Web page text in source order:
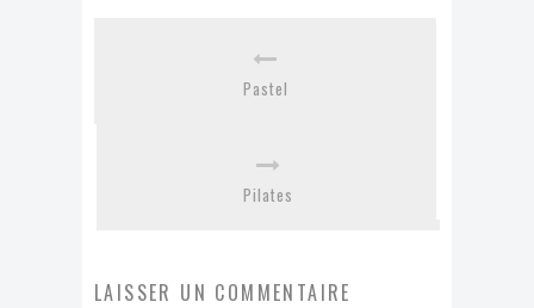
Pastel
Pilates
LAISSER UN COMMENTAIRE